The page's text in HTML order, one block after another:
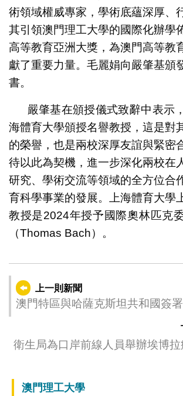
術領域權威專家，學術底蘊深厚、
其引領澳門理工大學的國際化辦學
高等教育亞洲大獎，為澳門高等教
獻了重要力量。毛麗娟向嚴肇基頒
書。
嚴肇基在頒授儀式致辭中表示
海體育大學頒授名譽教授，這是對
的榮譽，也是兩校深厚友誼與緊密
待以此為契機，進一步深化兩校在
研究、學術交流等領域的全方位合
育科學事業的發展。上海體育大學
教授是2024年授予國際奧林匹克
（Thomas Bach）。
上一則新聞
澳門特區與哈薩克斯坦共和國簽
協助協定》、《移交逃犯協定》
刑人協定》
衛生局為口岸前線人員舉辦埃博
生事件”的能力
澳門理工大學